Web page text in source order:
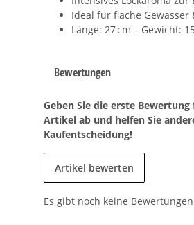
Ideal für flache Gewässer
Länge: 27 cm – Gewicht:
Bewertungen
Geben Sie die erste
Artikel ab und helfen Sie
Kaufentscheidung!
Artikel bewerten
Es gibt noch keine